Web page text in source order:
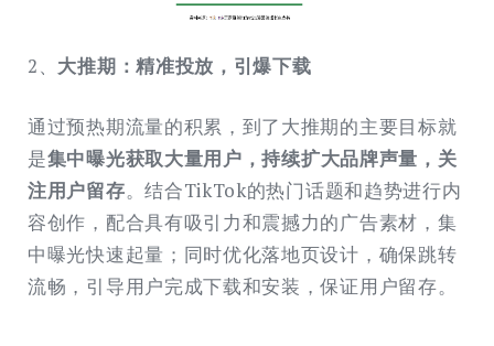
2、 大推期：精准投放，引爆下载
通过预热期流量的积累，到了大推期的主要目标就
是集中曝光获取大量用户，持续扩大品牌声量，关
注用户留存。结合TikTok的热门话题和趋势进行内
容创作，配合具有吸引力和震撼力的广告素材，集
中曝光快速起量；同时优化落地页设计，确保跳转
流畅，引导用户完成下载和安装，保证用户留存。